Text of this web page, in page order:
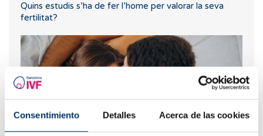
Consentimiento Detalles Acerca de las cookies
Quins estudis s’ha de fer l’home per valorar la seva
fertilitat?